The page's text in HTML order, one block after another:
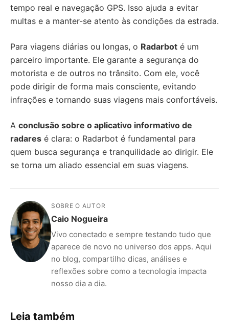
tempo real e navegação GPS. Isso ajuda a evitar
multas e a manter-se atento às condições da estrada.
Para viagens diárias ou longas, o Radarbot é um
parceiro importante. Ele garante a segurança do
motorista e de outros no trânsito. Com ele, você
pode dirigir de forma mais consciente, evitando
infrações e tornando suas viagens mais confortáveis.
A conclusão sobre o aplicativo informativo de
radares é clara: o Radarbot é fundamental para
quem busca segurança e tranquilidade ao dirigir. Ele
se torna um aliado essencial em suas viagens.
SOBRE O AUTOR
Caio Nogueira
Vivo conectado e sempre testando tudo que
aparece de novo no universo dos apps. Aqui
no blog, compartilho dicas, análises e
reflexões sobre como a tecnologia impacta
nosso dia a dia.
Leia também